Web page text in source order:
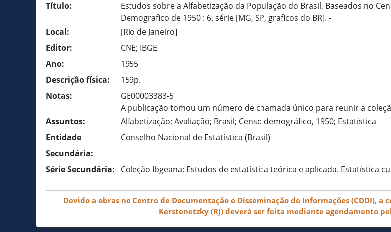
Título:
Estudos sobre a Alfabetização da População do Brasil, Baseados no
Demografico de 1950 : 6. série [MG, SP, graficos do BR]. -
Local:
[Rio de Janeiro]
Editor:
CNE; IBGE
Ano:
1955
Descrição física:
159p.
Notas:
GE00003383-5
A publicação tomou um número de chamada único para reunir a
Assuntos:
Alfabetização; Avaliação; Brasil; Censo demográfico, 1950; Estatística
Entidade
Secundária:
Conselho Nacional de Estatística (Brasil)
Série Secundária: Coleção Ibgeana; Estudos de estatística teórica e aplicada. Estatística
Devido a obras no Centro de Documentação e Disseminação de Informações (CDDI),
Kerstenetzky (RJ) deverá ser feita mediante agendamento